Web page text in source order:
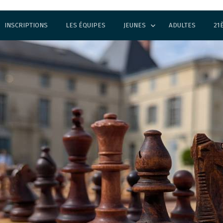
INSCRIPTIONS LES ÉQUIPES JEUNES ADULTES